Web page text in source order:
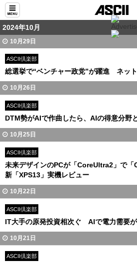
2024年10月
10月29日
ASCII倶楽部
総選挙で“ベンチャー政党”が躍進 ネッ
10月26日
ASCII倶楽部
DTM勢がAIで作曲したら、AIの得意分野
10月25日
ASCII倶楽部
未来デザインのPCが「CoreUltra2」で
新「XPS13」実機レビュー
10月22日
ASCII倶楽部
IT大手の原発投資相次ぐ AIで電力需要
10月21日
ASCII倶楽部